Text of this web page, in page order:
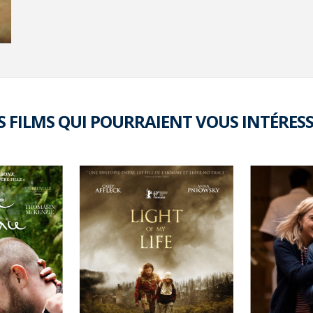
FILMS QUI POURRAIENT VOUS